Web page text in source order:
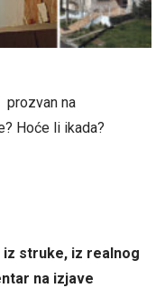
prozvan na
Hoće li ikada?
iz struke, iz realnog
na izjave